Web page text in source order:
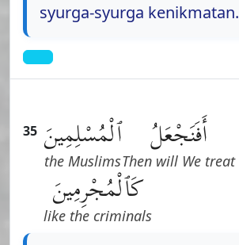
syurga-syurga kenikmatan.
35 أَفَنَجْعَلُ
Then will We treat
ٱلْمُسْلِمِينَ
the Muslims
كَٱلْمُجْرِمِينَ
like the criminals